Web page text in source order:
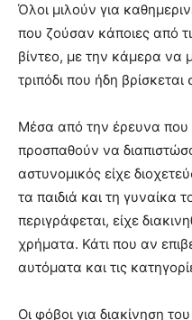
Όλοι μιλούν για
που ζούσαν κάποιες από
βίντεο, με την κάμερα να
τριπόδι που ήδη
Μέσα από την έρευνα που
προσπαθούν να
αστυνομικός είχε
τα παιδιά και τη γυναίκα
περιγράφεται, είχε
χρήματα. Κάτι που αν
αυτόματα και τις
Οι φόβοι για διακίνηση